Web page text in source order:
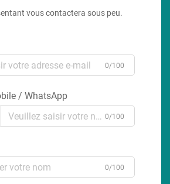
vous contactera sous peu.
0/100
/ WhatsApp
0/100
0/100